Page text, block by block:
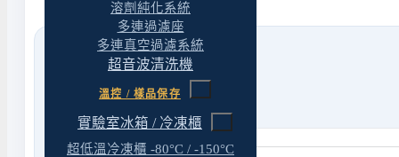
溶劑純化系統
多連過濾座
多連真空過濾系統
超音波清洗機
溫控 / 樣品保存
實驗室冰箱 / 冷凍櫃
超低溫冷凍櫃 -80°C / -150°C